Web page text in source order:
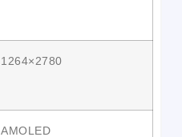
1264×2780
AMOLED